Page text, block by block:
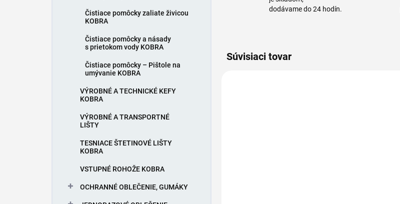
Čistiace pomôcky zaliate živicou
KOBRA
Čistiace pomôcky a násady
s prietokom vody KOBRA
Čistiace pomôcky – Pištole na
umývanie KOBRA
VÝROBNÉ A TECHNICKÉ KEFY
KOBRA
VÝROBNÉ A TRANSPORTNÉ
LIŠTY
TESNIACE ŠTETINOVÉ LIŠTY
KOBRA
VSTUPNÉ ROHOŽE KOBRA
OCHRANNÉ OBLEČENIE, GUMÁKY
dodávame do 24 hodín.
Súvisiaci tovar